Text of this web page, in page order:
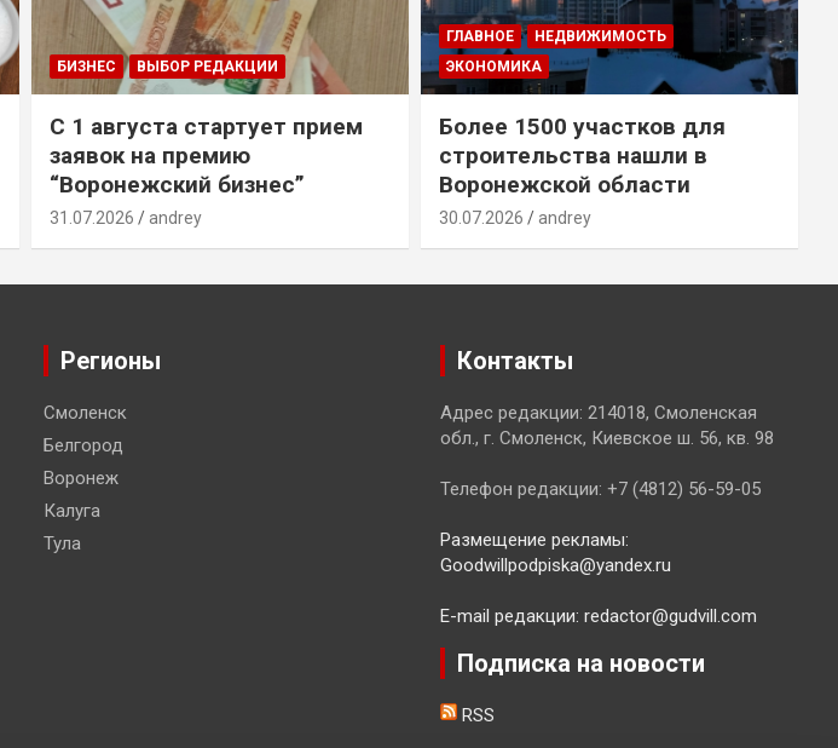
БИЗНЕС ВЫБОР РЕДАКЦИИ
С 1 августа стартует прием
заявок на премию
“Воронежский бизнес”
31.07.2026 andrey
ГЛАВНОЕ
НЕДВИЖИМОСТЬ
ЭКОНОМИКА
Более 1500 участков для
строительства нашли в
Воронежской области
30.07.2026 andrey
Регионы
Смоленск
Белгород
Воронеж
Калуга
Тула
Контакты
Адрес редакции: 214018, Смоленская
обл., г. Смоленск, Киевское ш. 56, кв. 98
Телефон редакции: +7 (4812) 56-59-05
Размещение рекламы:
Goodwillpodpiska@yandex.ru
E-mail редакции: redactor@gudvill.com
Подписка на новости
RSS